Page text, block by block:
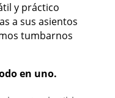
y práctico
a sus asientos
tumbarnos
en uno.